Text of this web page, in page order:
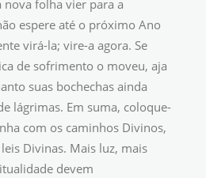
folha vier para a
espere até o próximo Ano
virá-la; vire-a agora. Se
de sofrimento o moveu, aja
suas bochechas ainda
lágrimas. Em suma, coloque-
com os caminhos Divinos,
Divinas. Mais luz, mais
devem